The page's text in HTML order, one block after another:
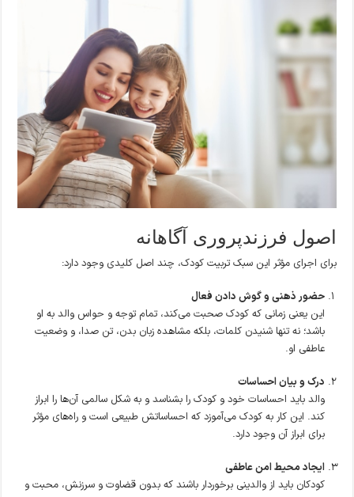
اصول فرزندپروری آگاهانه
برای اجرای مؤثر این سبک تربیت کودک، چند اصل کلیدی وجود دارد:
حضور ذهنی و گوش دادن فعال
این یعنی زمانی که کودک صحبت می‌کند، تمام توجه و حواس والد به او
باشد؛ نه تنها شنیدن کلمات، بلکه مشاهده زبان بدن، تن صدا، و وضعیت
عاطفی او.
درک و بیان احساسات
والد باید احساسات خود و کودک را بشناسد و به شکل سالمی آن‌ها را ابراز
کند. این کار به کودک می‌آموزد که احساساتش طبیعی است و راه‌های مؤثر
برای ابراز آن وجود دارد.
ایجاد محیط امن عاطفی
کودکان باید از والدینی برخوردار باشند که بدون قضاوت و سرزنش، محبت و